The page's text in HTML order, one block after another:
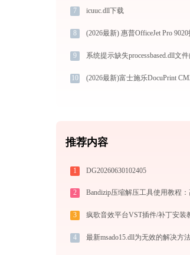
7 icuuc.dll下载
8
9 系统提示缺失processbased.dll文
10
推荐内容
1 DG20260630102405
2
3
4 最新msado15.dll为无效的解决方